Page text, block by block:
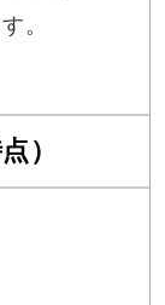
。
）